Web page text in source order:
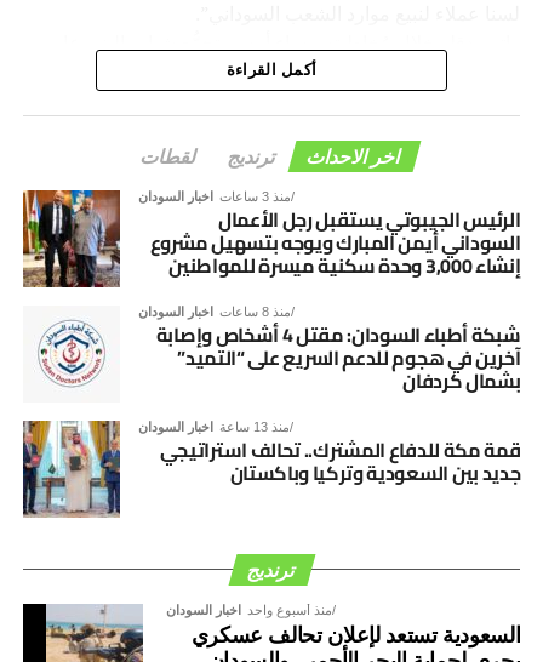
والحباب بدار البني عامر، بعض السياسيين بعرقلة مسيرة البلاد
الإماراتية السعودية لدعم الفترة الانتقالية وعادوا مجدداً وأوقفوا
أكمل القراءة
اخر الاحداث ترنديج لقطات
اخبار السودان منذ 3 ساعات
الرئيس الجيبوتي يستقبل رجل الأعمال
السوداني أيمن المبارك ويوجه بتسهيل مشروع
إنشاء 3,000 وحدة سكنية ميسرة للمواطنين
اخبار السودان منذ 8 ساعات
شبكة أطباء السودان: مقتل 4 أشخاص وإصابة
آخرين في هجوم للدعم السريع على “التميد”
بشمال كردفان
اخبار السودان منذ 13 ساعة
قمة مكة للدفاع المشترك.. تحالف استراتيجي
جديد بين السعودية وتركيا وباكستان
ترنديج
اخبار السودان منذ أسبوع واحد
السعودية تستعد لإعلان تحالف عسكري